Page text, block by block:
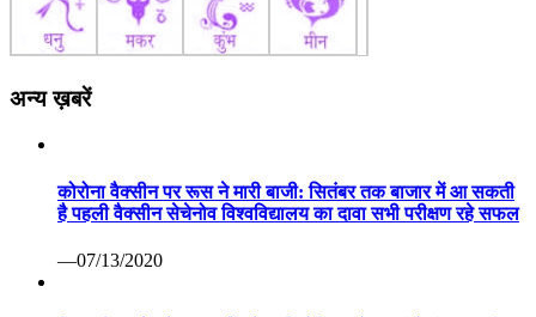
अन्य ख़बरें
कोरोना वैक्सीन पर रूस ने मारी बाजी: सितंबर तक बाजार में आ सकती
है पहली वैक्सीन सेचेनोव विश्वविद्यालय का दावा सभी परीक्षण रहे सफल
—07/13/2020